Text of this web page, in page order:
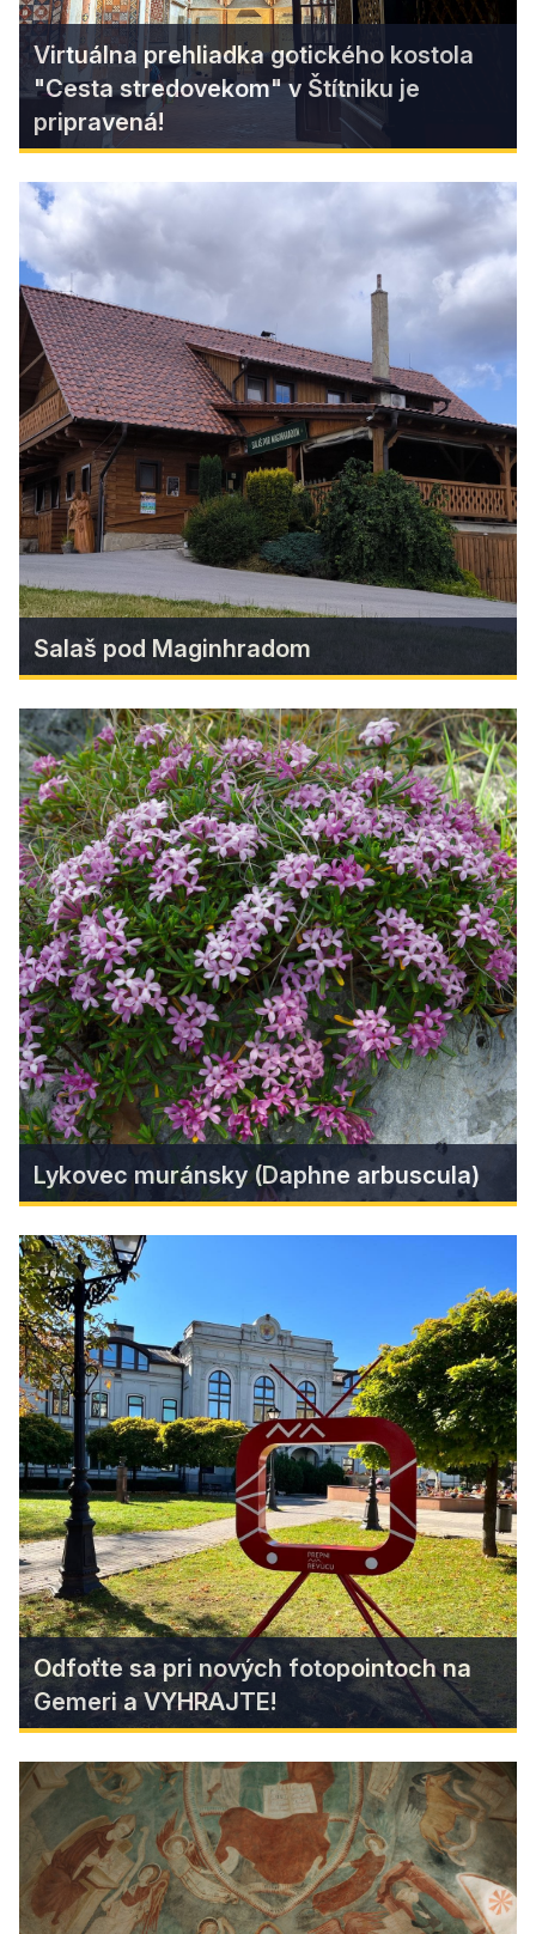
Virtuálna prehliadka gotického kostola
"Cesta stredovekom" v Štítniku je
pripravená!
Virtuálna prehliadka gotického
kostola "Cesta stredovekom" v
Štítniku je pripravená!
Jedinečný projekt, aký v našom regióne doteraz
nemal obdobu, je úspešne dokončený.
Find more
Salaš pod Maginhradom
Salaš pod Maginhradom
Autentické ubytovanie vo Veľkých
Teriakovciach.
Find more
Lykovec muránsky (Daphne arbuscula)
Lykovec muránsky (Daphne
arbuscula)
The symbol of the Muráň plateau National Park,
which you cannot find anywhere else in the
world, blooms from April to June, with dark pink,
pungently fragrant flowers...
Find more
Odfoťte sa pri nových fotopointoch na
Gemeri a VYHRAJTE!
Odfoťte sa pri nových
fotopointoch na Gemeri a
VYHRAJTE!